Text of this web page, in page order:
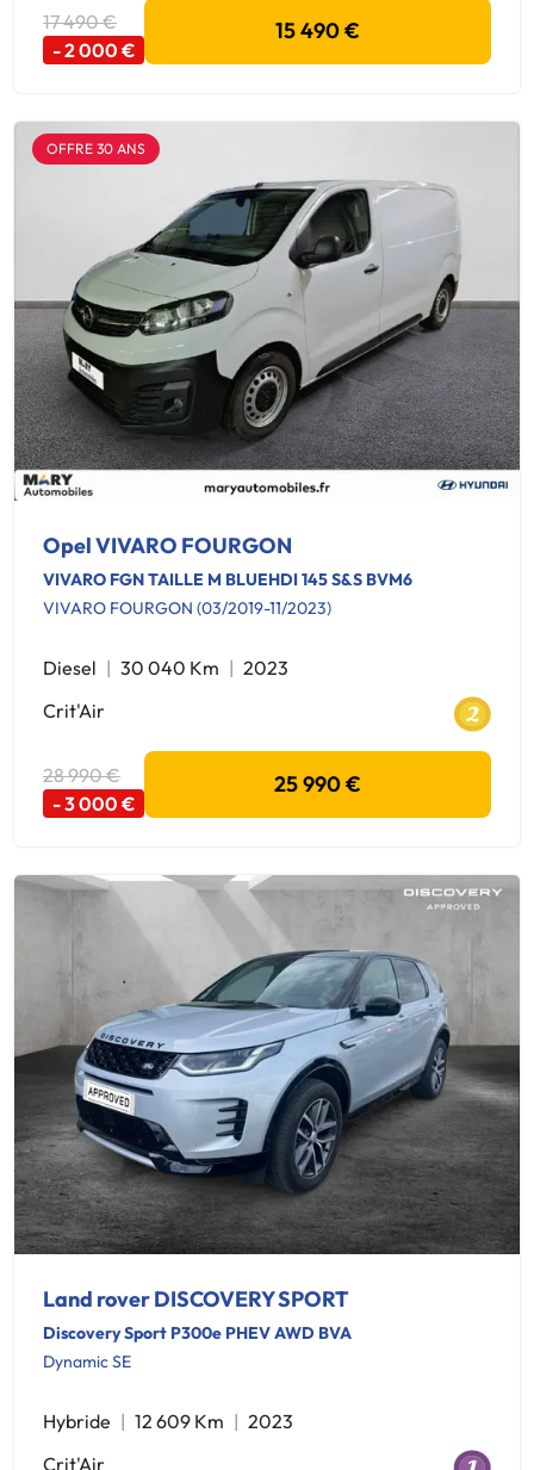
17 490 €
- 2 000 €
15 490 €
OFFRE 30 ANS
Opel VIVARO FOURGON
VIVARO FGN TAILLE M BLUEHDI 145 S&S BVM6
VIVARO FOURGON (03/2019-11/2023)
Diesel 30 040 Km
2023
Crit'Air
28 990 €
- 3 000 €
25 990 €
Land rover DISCOVERY SPORT
Discovery Sport P300e PHEV AWD BVA
Dynamic SE
Hybride 12 609 Km
2023
Crit'Air